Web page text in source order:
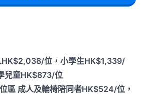
HK$2,038/位，小學生HK$1,339/
兒童HK$873/位
區 成人及輪椅陪同者HK$524/位，